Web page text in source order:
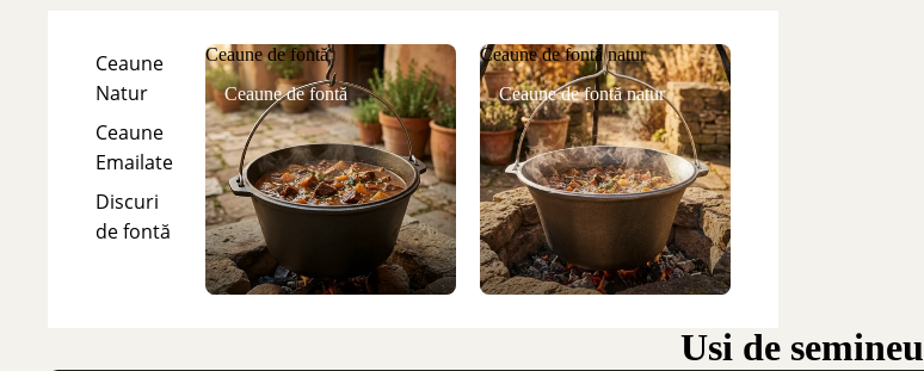
Ceaune
Natur
Ceaune
Emailate
Discuri
de fontă
Ceaune de fontă
Ceaune de fontă
Ceaune de fontă natur
Ceaune de fontă natur
Usi de semineu